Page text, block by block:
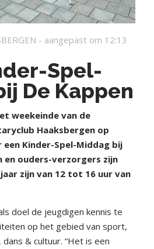
- aangepast om 12:13
Spel-
De Kappen
weekeinde van de
Haaksbergen op
Kinder-Spel-Middag bij
en ouders-verzorgers zijn
zijn van 12 tot 16 uur van
doel de jeugdigen kennis te
op het gebied van sport,
& cultuur. “Het is een